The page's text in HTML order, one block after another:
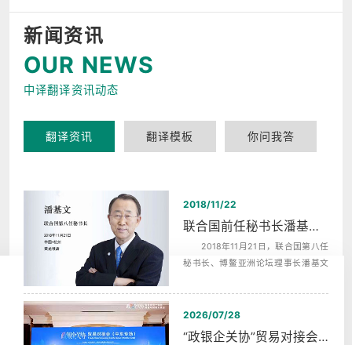
新闻资讯
OUR NEWS
中译翻译资讯动态
翻译资讯 翻译模板 你问我答
2018/11/22
联合国前任秘书长潘基文西湖和平之夜同声传译翻译
2018年11月21日，联合国第八任
秘书长、博鳌亚洲论坛理事长潘基文
夫...
2026/07/28
“政银企关协”贸易对接会（中东专场）中英文同声传译翻译